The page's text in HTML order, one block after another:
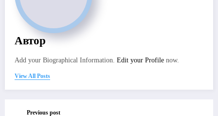
Автор
Add your Biographical Information. Edit your Profile now.
View All Posts
Previous post